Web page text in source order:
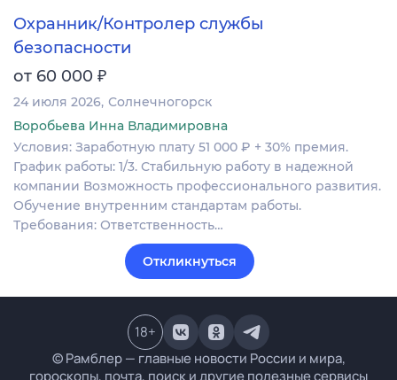
Охранник/Контролер службы
безопасности
от 60 000 ₽
24 июля 2026 Солнечногорск
Воробьева Инна Владимировна
Условия: Заработную плату 51 000 ₽ + 30% премия.
График работы: 1/3. Стабильную работу в надежной
компании Возможность профессионального развития.
Обучение внутренним стандартам работы.
Требования: Ответственность…
Откликнуться
© Рамблер — главные новости России и мира,
гороскопы, почта, поиск и другие полезные сервисы
18+